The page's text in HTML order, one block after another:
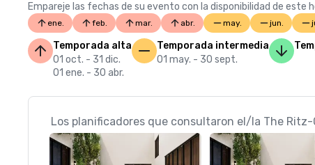
Empareje las fechas de su evento con la disponibilidad de
ene. feb. mar. abr. may. jun.
Temporada alta
01 oct. - 31 dic.
01 ene. - 30 abr.
Temporada intermedia
01 may. - 30 sept.
Los planificadores que consultaron el/la The